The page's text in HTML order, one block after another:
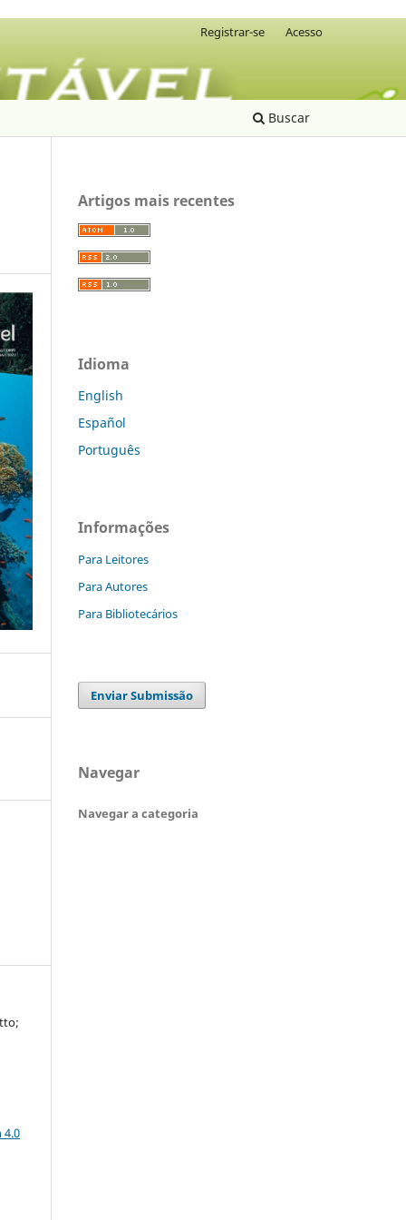
Buscar
Registrar-se Acesso
4.0
Artigos mais recentes
Idioma
English
Español
Português
Informações
Para Leitores
Para Autores
Para Bibliotecários
Enviar Submissão
Navegar
Navegar a categoria